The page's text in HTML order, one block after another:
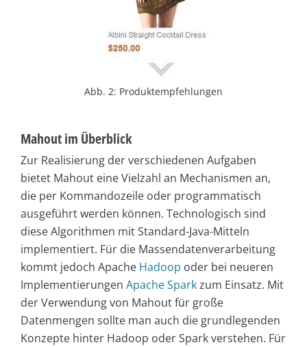
Abb. 2: Produktempfehlungen
Mahout im Überblick
Zur Realisierung der verschiedenen Aufgaben
bietet Mahout eine Vielzahl an Mechanismen an,
die per Kommandozeile oder programmatisch
ausgeführt werden können. Technologisch sind
diese Algorithmen mit Standard-Java-Mitteln
implementiert. Für die Massendatenverarbeitung
kommt jedoch Apache Hadoop oder bei neueren
Implementierungen Apache Sparkzum Einsatz. Mit
der Verwendung von Mahout für große
Datenmengen sollte man auch die grundlegenden
Konzepte hinter Hadoop oder Spark verstehen. Für